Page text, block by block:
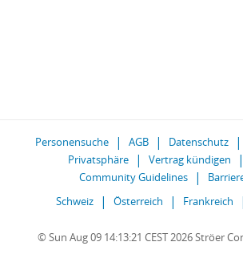
Personensuche AGB Datenschutz
Privatsphäre
Vertrag kündigen
Community Guidelines
Schweiz
Österreich Frankreich
© Sun Aug 09 14:13:21 CEST 2026 Ströer